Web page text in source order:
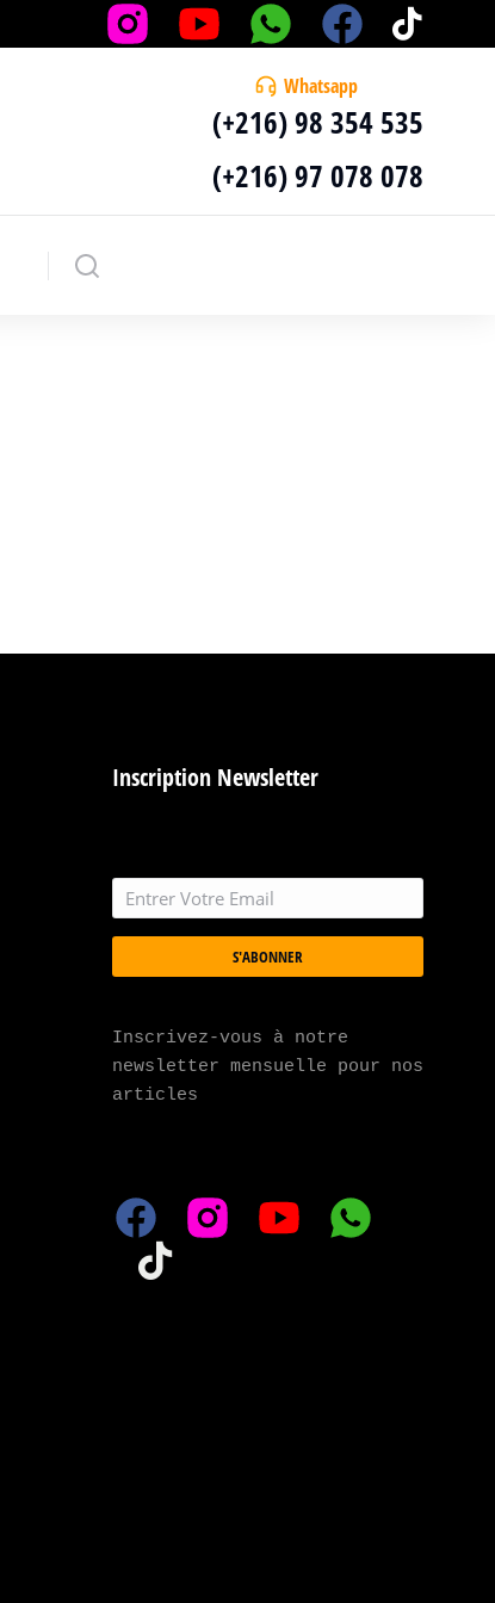
Whatsapp
(+216) 98 354 535
(+216) 97 078 078
Inscription Newsletter
S'ABONNER
Inscrivez-vous à notre
newsletter mensuelle pour nos
articles